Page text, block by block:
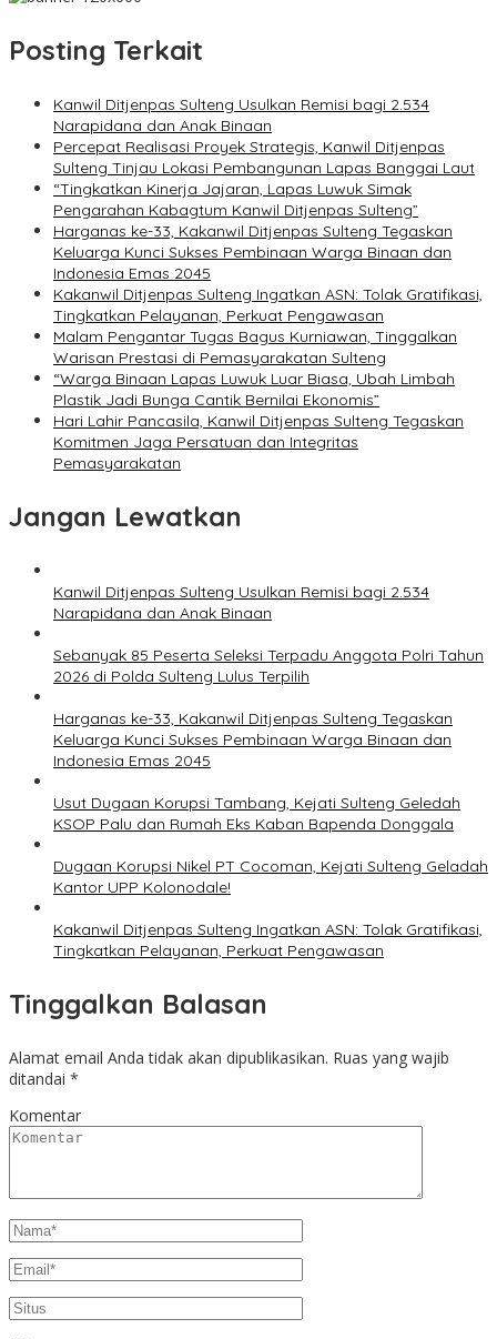
Posting Terkait
Kanwil Ditjenpas Sulteng Usulkan Remisi bagi 2.534
Narapidana dan Anak Binaan
Percepat Realisasi Proyek Strategis, Kanwil Ditjenpas
Sulteng Tinjau Lokasi Pembangunan Lapas Banggai Laut
“Tingkatkan Kinerja Jajaran, Lapas Luwuk Simak
Pengarahan Kabagtum Kanwil Ditjenpas Sulteng”
Harganas ke-33, Kakanwil Ditjenpas Sulteng Tegaskan
Keluarga Kunci Sukses Pembinaan Warga Binaan dan
Indonesia Emas 2045
Kakanwil Ditjenpas Sulteng Ingatkan ASN: Tolak Gratifikasi,
Tingkatkan Pelayanan, Perkuat Pengawasan
Malam Pengantar Tugas Bagus Kurniawan, Tinggalkan
Warisan Prestasi di Pemasyarakatan Sulteng
“Warga Binaan Lapas Luwuk Luar Biasa, Ubah Limbah
Plastik Jadi Bunga Cantik Bernilai Ekonomis”
Hari Lahir Pancasila, Kanwil Ditjenpas Sulteng Tegaskan
Komitmen Jaga Persatuan dan Integritas
Pemasyarakatan
Jangan Lewatkan
Kanwil Ditjenpas Sulteng Usulkan Remisi bagi 2.534
Narapidana dan Anak Binaan
Sebanyak 85 Peserta Seleksi Terpadu Anggota Polri Tahun
2026 di Polda Sulteng Lulus Terpilih
Harganas ke-33, Kakanwil Ditjenpas Sulteng Tegaskan
Keluarga Kunci Sukses Pembinaan Warga Binaan dan
Indonesia Emas 2045
Usut Dugaan Korupsi Tambang, Kejati Sulteng Geledah
KSOP Palu dan Rumah Eks Kaban Bapenda Donggala
Dugaan Korupsi Nikel PT Cocoman, Kejati Sulteng Geladah
Kantor UPP Kolonodale!
Kakanwil Ditjenpas Sulteng Ingatkan ASN: Tolak Gratifikasi,
Tingkatkan Pelayanan, Perkuat Pengawasan
Tinggalkan Balasan
Alamat email Anda tidak akan dipublikasikan. Ruas yang wajib
ditandai *
Komentar